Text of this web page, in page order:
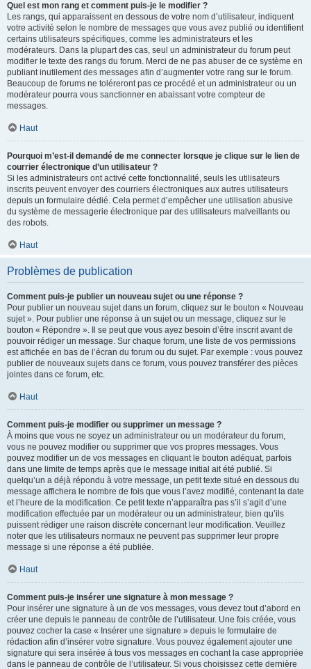
Quel est mon rang et comment puis-je le modifier ?
Les rangs, qui apparaissent en dessous de votre nom d’utilisateur, indiquent
votre activité selon le nombre de messages que vous avez publié ou identifient
certains utilisateurs spécifiques, comme les administrateurs et les
modérateurs. Dans la plupart des cas, seul un administrateur du forum peut
modifier le texte des rangs du forum. Merci de ne pas abuser de ce système en
publiant inutilement des messages afin d’augmenter votre rang sur le forum.
Beaucoup de forums ne toléreront pas ce procédé et un administrateur ou un
modérateur pourra vous sanctionner en abaissant votre compteur de
messages.
Haut
Pourquoi m’est-il demandé de me connecter lorsque je clique sur le lien de
courrier électronique d’un utilisateur ?
Si les administrateurs ont activé cette fonctionnalité, seuls les utilisateurs
inscrits peuvent envoyer des courriers électroniques aux autres utilisateurs
depuis un formulaire dédié. Cela permet d’empêcher une utilisation abusive
du système de messagerie électronique par des utilisateurs malveillants ou
des robots.
Haut
Problèmes de publication
Comment puis-je publier un nouveau sujet ou une réponse ?
Pour publier un nouveau sujet dans un forum, cliquez sur le bouton « Nouveau
sujet ». Pour publier une réponse à un sujet ou un message, cliquez sur le
bouton « Répondre ». Il se peut que vous ayez besoin d’être inscrit avant de
pouvoir rédiger un message. Sur chaque forum, une liste de vos permissions
est affichée en bas de l’écran du forum ou du sujet. Par exemple : vous pouvez
publier de nouveaux sujets dans ce forum, vous pouvez transférer des pièces
jointes dans ce forum, etc.
Haut
Comment puis-je modifier ou supprimer un message ?
À moins que vous ne soyez un administrateur ou un modérateur du forum,
vous ne pouvez modifier ou supprimer que vos propres messages. Vous
pouvez modifier un de vos messages en cliquant le bouton adéquat, parfois
dans une limite de temps après que le message initial ait été publié. Si
quelqu’un a déjà répondu à votre message, un petit texte situé en dessous du
message affichera le nombre de fois que vous l’avez modifié, contenant la date
et l’heure de la modification. Ce petit texte n’apparaîtra pas s’il s’agit d’une
modification effectuée par un modérateur ou un administrateur, bien qu’ils
puissent rédiger une raison discrète concernant leur modification. Veuillez
noter que les utilisateurs normaux ne peuvent pas supprimer leur propre
message si une réponse a été publiée.
Haut
Comment puis-je insérer une signature à mon message ?
Pour insérer une signature à un de vos messages, vous devez tout d’abord en
créer une depuis le panneau de contrôle de l’utilisateur. Une fois créée, vous
pouvez cocher la case « Insérer une signature » depuis le formulaire de
rédaction afin d’insérer votre signature. Vous pouvez également ajouter une
signature qui sera insérée à tous vos messages en cochant la case appropriée
dans le panneau de contrôle de l’utilisateur. Si vous choisissez cette dernière